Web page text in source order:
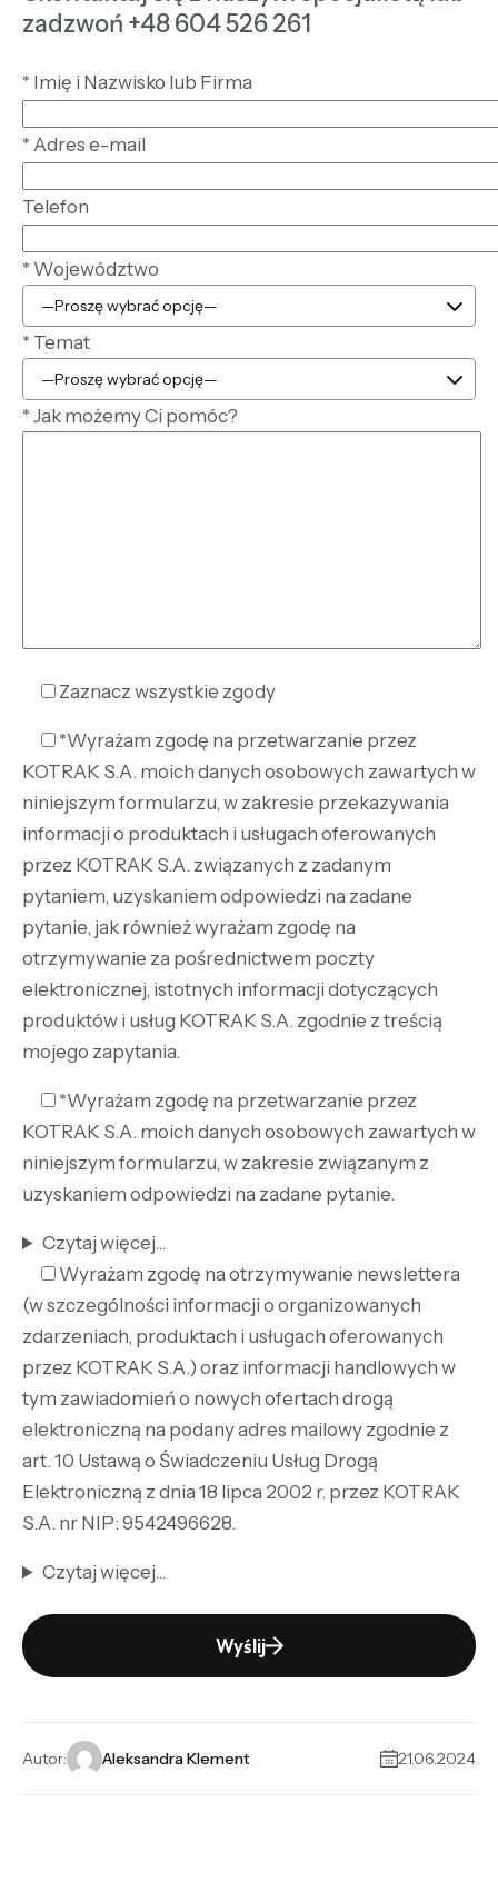
zadzwoń +48 604 526 261
* Imię i Nazwisko lub Firma
* Adres e-mail
Telefon
* Województwo
* Temat
* Jak możemy Ci pomóc?
Zaznacz wszystkie zgody
*Wyrażam zgodę na przetwarzanie przez
KOTRAK S.A. moich danych osobowych zawartych w
niniejszym formularzu, w zakresie przekazywania
informacji o produktach i usługach oferowanych
przez KOTRAK S.A. związanych z zadanym
pytaniem, uzyskaniem odpowiedzi na zadane
pytanie, jak również wyrażam zgodę na
otrzymywanie za pośrednictwem poczty
elektronicznej, istotnych informacji dotyczących
produktów i usług KOTRAK S.A. zgodnie z treścią
mojego zapytania.
*Wyrażam zgodę na przetwarzanie przez
KOTRAK S.A. moich danych osobowych zawartych w
niniejszym formularzu, w zakresie związanym z
uzyskaniem odpowiedzi na zadane pytanie.
Czytaj więcej...
Wyrażam zgodę na otrzymywanie newslettera
(w szczególności informacji o organizowanych
zdarzeniach, produktach i usługach oferowanych
przez KOTRAK S.A.) oraz informacji handlowych w
tym zawiadomień o nowych ofertach drogą
elektroniczną na podany adres mailowy zgodnie z
art. 10 Ustawą o Świadczeniu Usług Drogą
Elektroniczną z dnia 18 lipca 2002 r. przez KOTRAK
S.A. nr NIP: 9542496628.
Czytaj więcej...
Wyślij
Autor: Aleksandra Klement 21.06.2024